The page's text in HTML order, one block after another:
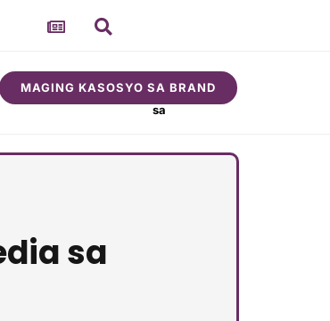
Tungkol
sa
MAGING KASOSYO SA BRAND
sa